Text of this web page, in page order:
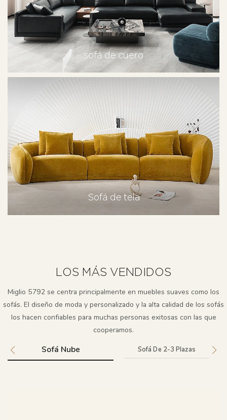
sofá de cuero
Sofá de tela
LOS MÁS VENDIDOS
Miglio 5792 se centra principalmente en muebles suaves como los
sofás. El diseño de moda y personalizado y la alta calidad de los sofás
los hacen confiables para muchas personas exitosas con las que
cooperamos.
Sofá Nube Sofá De 2-3 Plazas